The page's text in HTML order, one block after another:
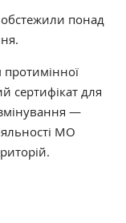
обстежили понад
сертифікат для
—
МО